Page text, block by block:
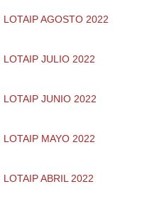
LOTAIP AGOSTO 2022
LOTAIP JULIO 2022
LOTAIP JUNIO 2022
LOTAIP MAYO 2022
LOTAIP ABRIL 2022